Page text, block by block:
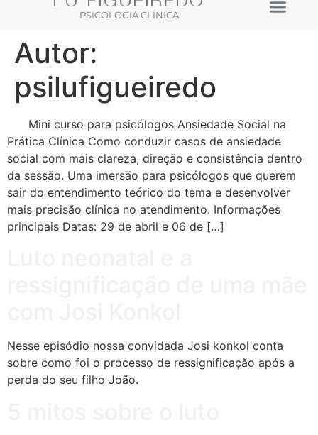
PSICOLOGIA CLÍNICA
Autor:
psilufigueiredo
Mini curso para psicólogos Ansiedade Social na
Prática Clínica Como conduzir casos de ansiedade
social com mais clareza, direção e consistência dentro
da sessão. Uma imersão para psicólogos que querem
sair do entendimento teórico do tema e desenvolver
mais precisão clínica no atendimento. Informações
principais Datas: 29 de abril e 06 de […]
Nesse episódio nossa convidada Josi konkol conta
sobre como foi o processo de ressignificação após a
perda do seu filho João.